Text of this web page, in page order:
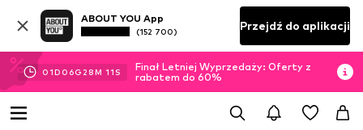
ABOUT YOU App
(152 700) Przejdź do aplikacji
01D 06G 28M 10 S
Finał Letniej Wyprzedaży: Oferty z
rabatem do 60%